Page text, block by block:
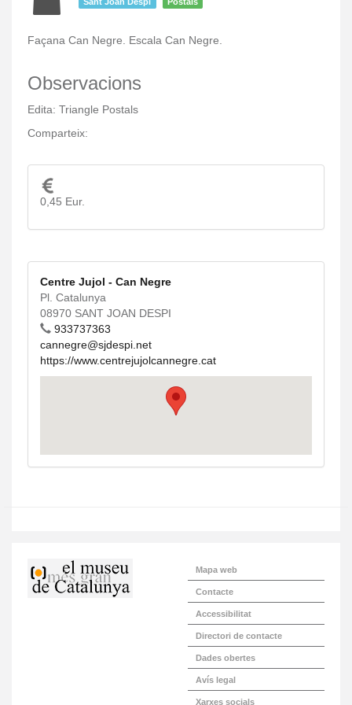
Façana Can Negre. Escala Can Negre.
Observacions
Edita: Triangle Postals
Comparteix:
0,45 Eur.
Centre Jujol - Can Negre
Pl. Catalunya
08970 SANT JOAN DESPI
933737363
cannegre@sjdespi.net
https://www.centrejujolcannegre.cat
Mapa web
Contacte
Accessibilitat
Directori de contacte
Dades obertes
Avís legal
Xarxes socials